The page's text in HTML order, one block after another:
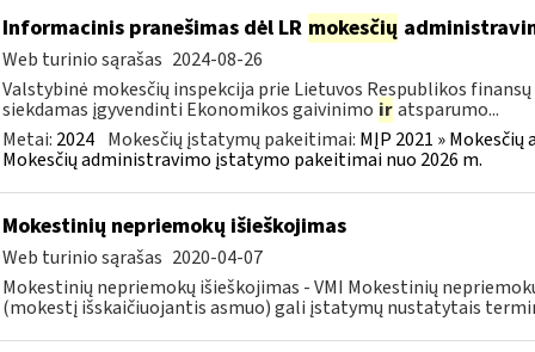
Informacinis pranešimas dėl LR mokesčių
Web turinio sąrašas 2024-08-26
Valstybinė mokesčių inspekcija prie Lietuvos Respublikos
siekdamas įgyvendinti Ekonomikos gaivinimo ir atsparumo...
Metai: 2024 Mokesčių įstatymų pakeitimai: MĮP 2021 »
Mokesčių administravimo įstatymo pakeitimai nuo 2026 m.
Mokestinių nepriemokų išieškojimas
Web turinio sąrašas 2020-04-07
Mokestinių nepriemokų išieškojimas - VMI Mokestinių
(mokestį išskaičiuojantis asmuo) gali įstatymų nustatytais